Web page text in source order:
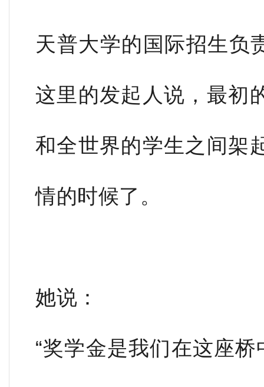
天普大学的国际招生负
这里的发起人说，最初
和全世界的学生之间架
情的时候了。
她说：
“奖学金是我们在这座